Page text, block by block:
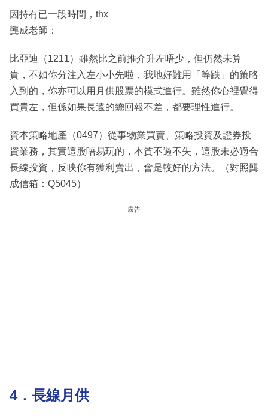
因持有已一段時間，thx
龔成老師：
比亞迪（1211）雖然比之前推介升左唔少，但仍然未算
貴，不如你分注入左小小先啦，我地好難用「等跌」的策略
入到的，你亦可以用月供股票的模式進行。雖然你心裡覺得
買貴左，但係如果長遠的總回報不差，都要理性進行。
資本策略地產（0497）從事物業買賣、策略投資及證券投
資業務，其實這股唔易玩的，本質不過不失，這股未必適合
長線投資，反映你有獲利賣出，會是較好的方法。（對照龔
成信箱：Q5045）
廣告
4．長線月供